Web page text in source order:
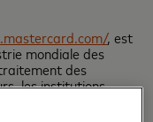
, est
mondiale des
des
les institutions